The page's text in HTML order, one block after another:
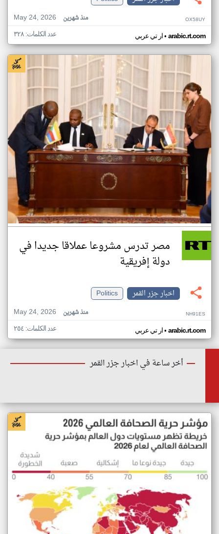
May 24, 2026
منذ شهرين OX58UY
ار تي عربي• arabic.rt.com عدد الكلمات: ٣٢٨
مصر تدرس مشروعا عملاقا جديدا في
دولة إفريقية
اخبار جزر القمر
Politics
May 24, 2026
منذ شهرين NH91ES
ار تي عربي• arabic.rt.com عدد الكلمات: ٢٥٤
أخر ساعة في اخبار جزر القمر